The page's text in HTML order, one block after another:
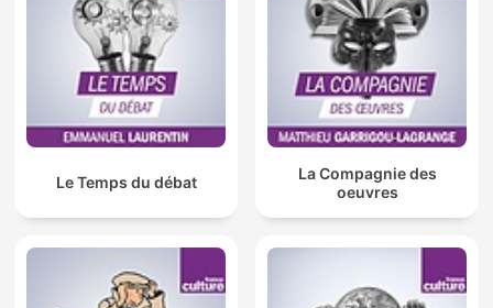
Le Temps du débat
La Compagnie des
oeuvres